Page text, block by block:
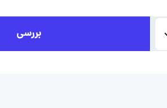
بررسی